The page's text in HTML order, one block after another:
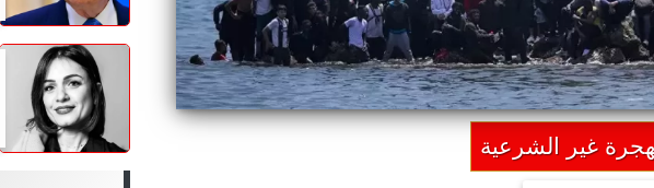
غير الشرعية